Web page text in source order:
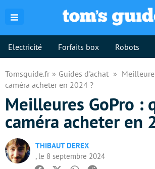
Electricité Forfaits box Robots
Tomsguide.fr Guides d'achat
caméra acheter en 2024 ?
Meilleures GoPro :
caméra acheter en
THIBAUT DEREX
, le 8 septembre 2024